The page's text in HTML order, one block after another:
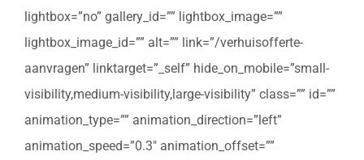
lightbox=”no” gallery_id=”” lightbox_image=””
lightbox_image_id=”” alt=”” link=”/verhuisofferte-
aanvragen” linktarget=”_self” hide_on_mobile=”small-
visibility,medium-visibility,large-visibility” class=”” id=””
animation_type=”” animation_direction=”left”
animation_speed=”0.3″ animation_offset=””